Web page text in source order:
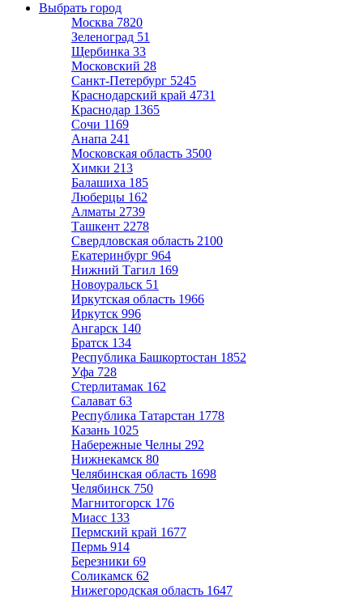
Выбрать город
Москва 7820
Зеленоград 51
Щербинка 33
Московский 28
Санкт-Петербург 5245
Краснодарский край 4731
Краснодар 1365
Сочи 1169
Анапа 241
Московская область 3500
Химки 213
Балашиха 185
Люберцы 162
Алматы 2739
Ташкент 2278
Свердловская область 2100
Екатеринбург 964
Нижний Тагил 169
Новоуральск 51
Иркутская область 1966
Иркутск 996
Ангарск 140
Братск 134
Республика Башкортостан 1852
Уфа 728
Стерлитамак 162
Салават 63
Республика Татарстан 1778
Казань 1025
Набережные Челны 292
Нижнекамск 80
Челябинская область 1698
Челябинск 750
Магнитогорск 176
Миасс 133
Пермский край 1677
Пермь 914
Березники 69
Соликамск 62
Нижегородская область 1647